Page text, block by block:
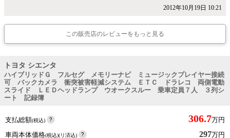
2012年10月19日 10:21
この販売店のレビューをもっと見る
トヨタ シエンタ
ハイブリッドＧ フルセグ メモリーナビ ミュージックプレイヤー接続
可 バックカメラ 衝突被害軽減システム ＥＴＣ ドラレコ 両側電動
スライド ＬＥＤヘッドランプ ウオークスルー 乗車定員７人 ３列シ
ート 記録簿
支払総額(税込) 306.7万円
車両本体価格(税込)(リ済込) 297万円